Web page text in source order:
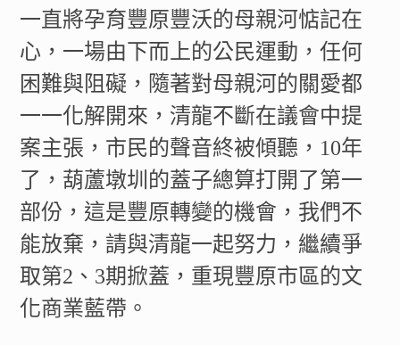
一直將孕育豐原豐沃的母親河惦記在
心，一場由下而上的公民運動，任何
困難與阻礙，隨著對母親河的關愛都
一一化解開來，清龍不斷在議會中提
案主張，市民的聲音終被傾聽，10年
了，葫蘆墩圳的蓋子總算打開了第一
部份，這是豐原轉變的機會，我們不
能放棄，請與清龍一起努力，繼續爭
取第2、3期掀蓋，重現豐原市區的文
化商業藍帶。